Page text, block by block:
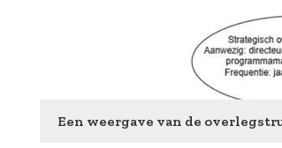
Een weergave van de